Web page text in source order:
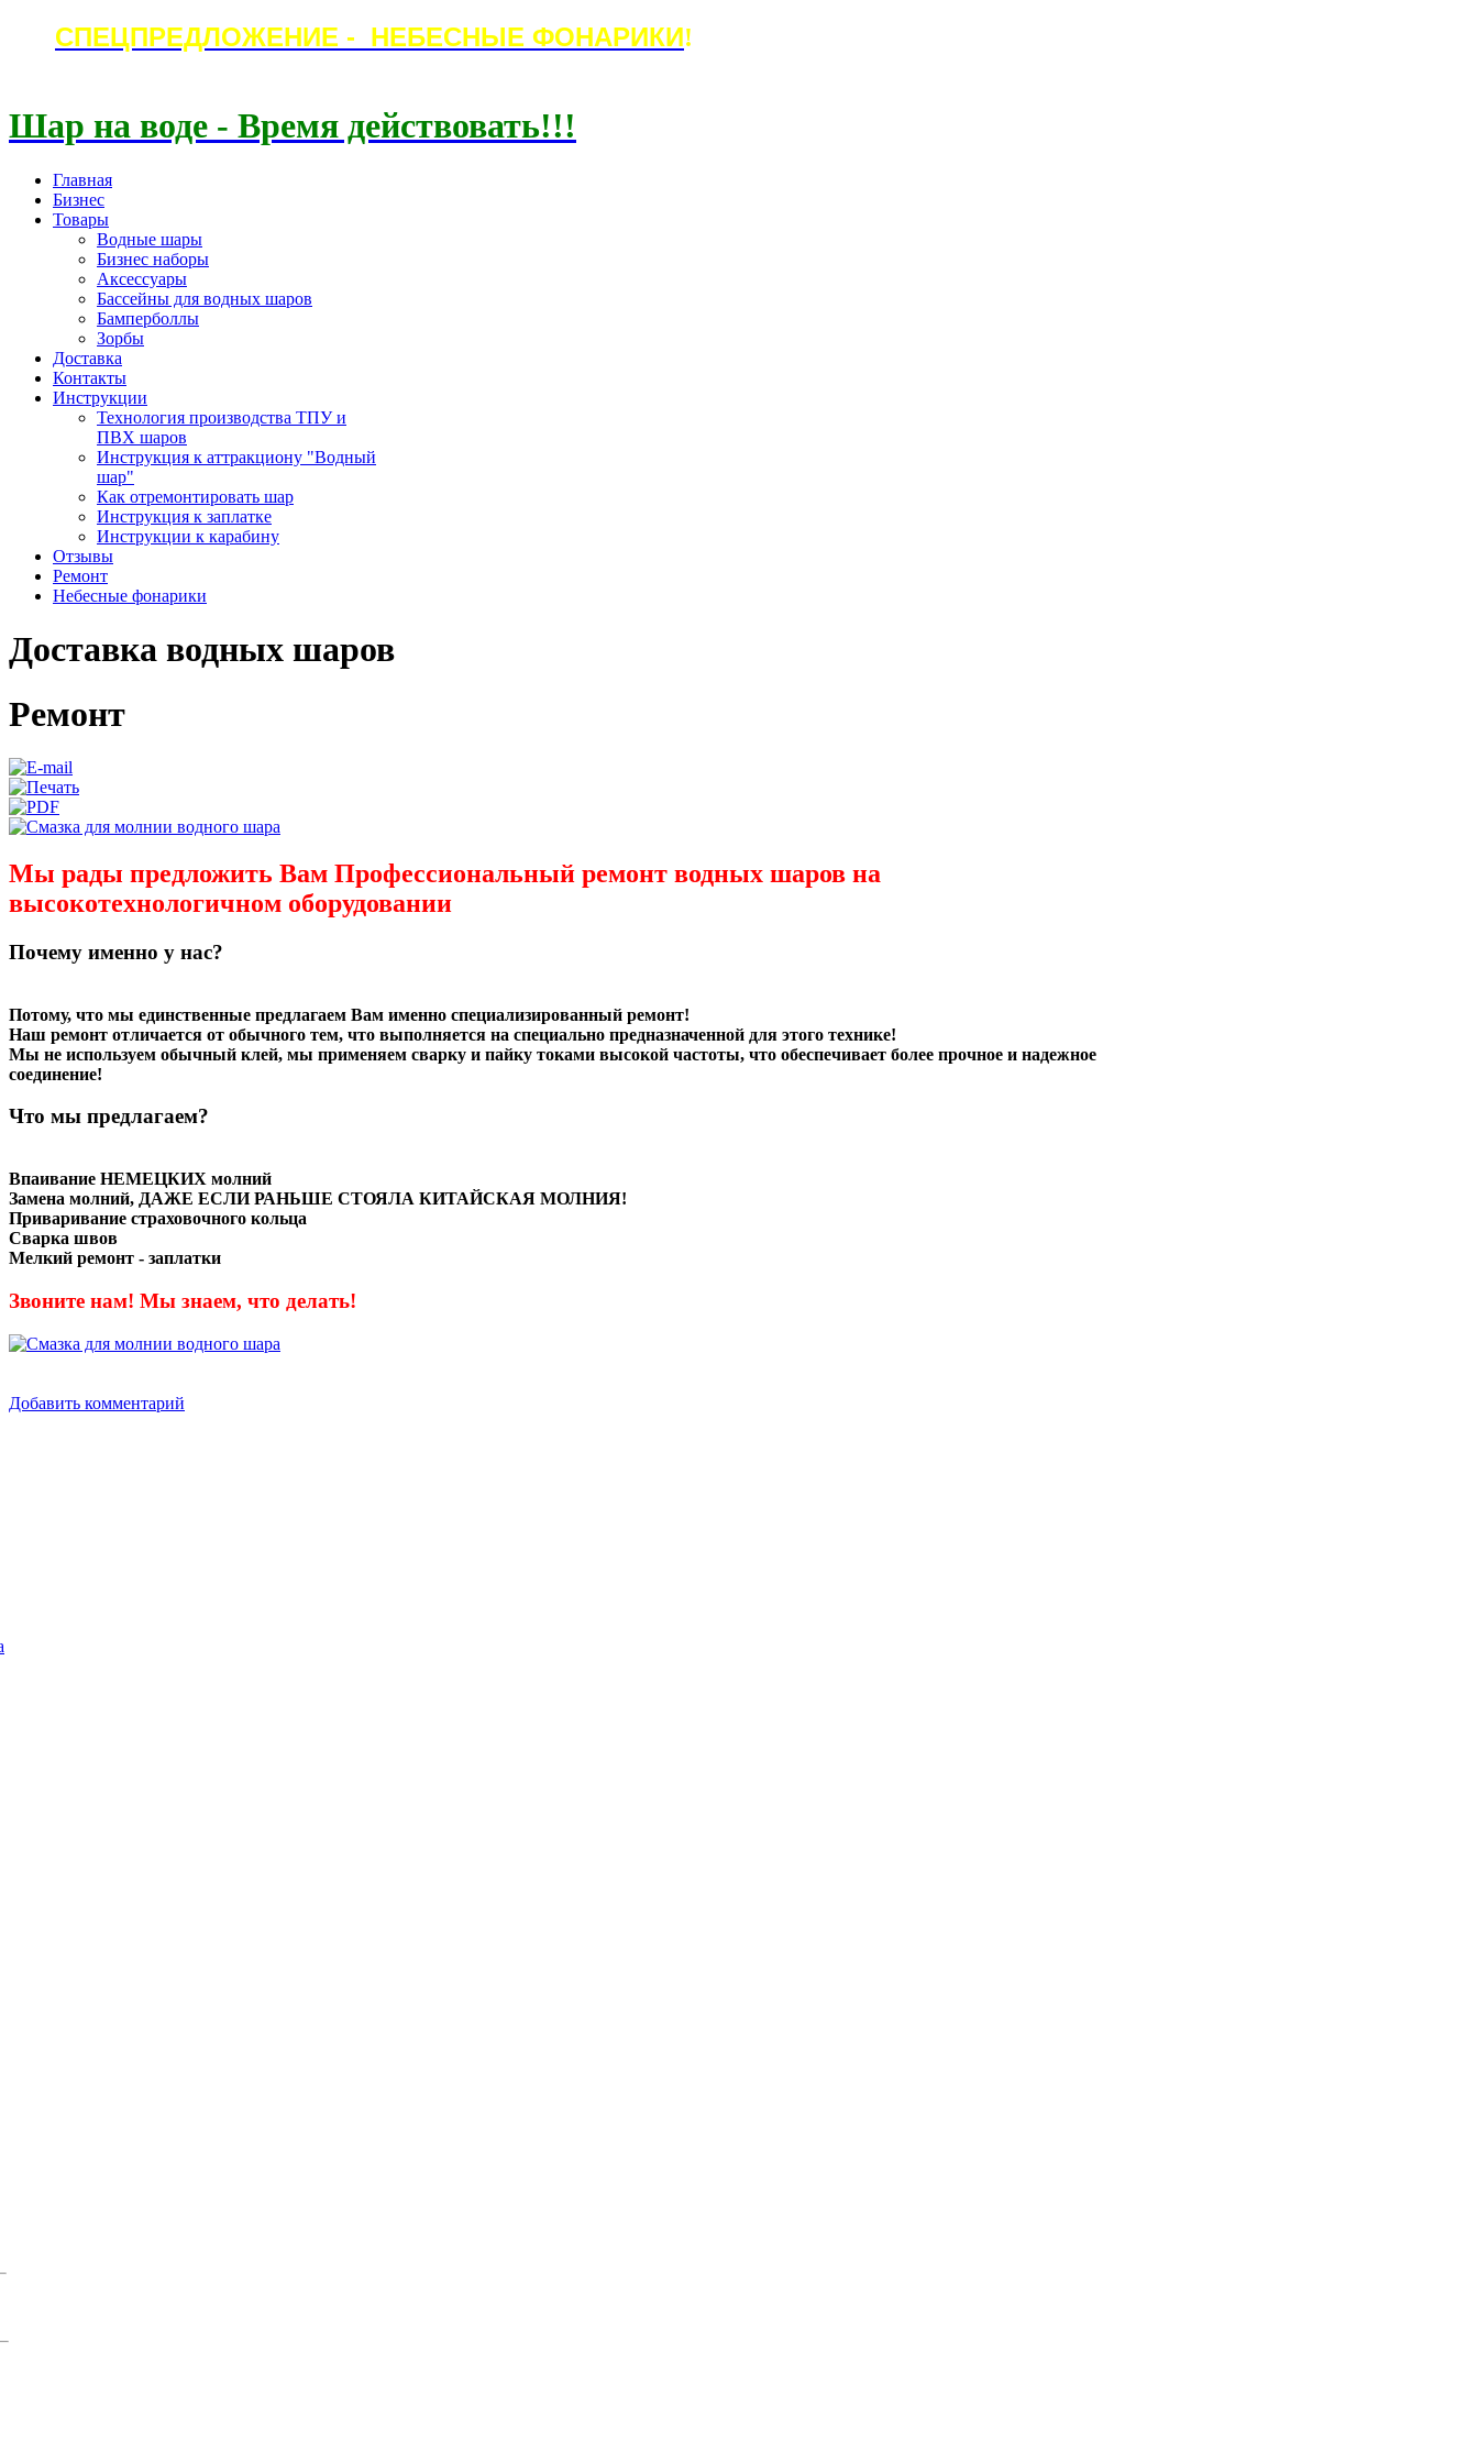
СПЕЦПРЕДЛОЖЕНИЕ - НЕБЕСНЫЕ ФОНАРИКИ!
Шар на воде - Время действовать!!!
Главная
Бизнес
Товары
Водные шары
Бизнес наборы
Аксессуары
Бассейны для водных шаров
Бамперболлы
Зорбы
Доставка
Контакты
Инструкции
Технология производства ТПУ и
ПВХ шаров
Инструкция к аттракциону "Водный
шар"
Как отремонтировать шар
Инструкция к заплатке
Инструкции к карабину
Отзывы
Ремонт
Небесные фонарики
Доставка водных шаров
Ремонт
Мы рады предложить Вам Профессиональный ремонт водных шаров на
высокотехнологичном оборудовании
Почему именно у нас?
Потому, что мы единственные предлагаем Вам именно специализированный ремонт!
Наш ремонт отличается от обычного тем, что выполняется на специально предназначенной для этого технике!
Мы не используем обычный клей, мы применяем сварку и пайку токами высокой частоты, что обеспечивает более прочное и надежное
соединение!
Что мы предлагаем?
Впаивание НЕМЕЦКИХ молний
Замена молний, ДАЖЕ ЕСЛИ РАНЬШЕ СТОЯЛА КИТАЙСКАЯ МОЛНИЯ!
Приваривание страховочного кольца
Сварка швов
Мелкий ремонт - заплатки
Звоните нам! Мы знаем, что делать!
Добавить комментарий